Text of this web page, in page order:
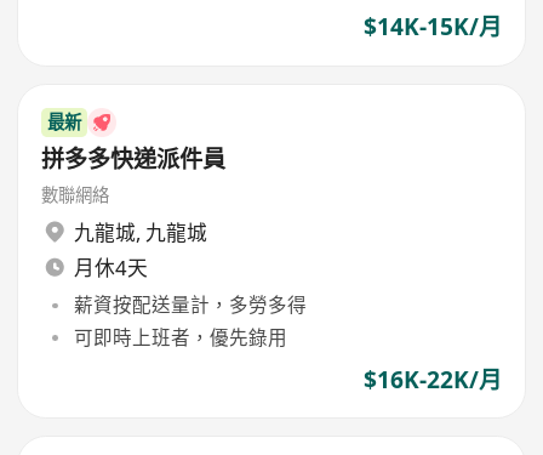
$14K-15K/月
最新
拼多多快递派件員
數聯網絡
九龍城, 九龍城
月休4天
薪資按配送量計，多勞多得
可即時上班者，優先錄用
$16K-22K/月